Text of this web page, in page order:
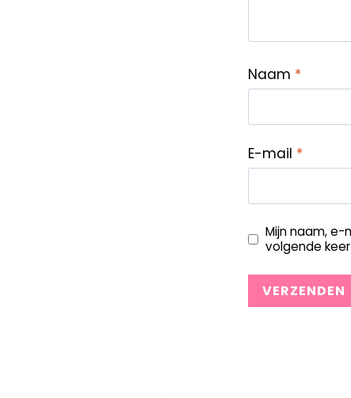
Naam *
E-mail *
Mijn naam, e-
volgende